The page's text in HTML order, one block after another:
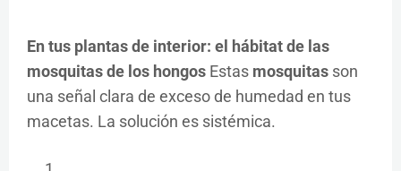
En tus plantas de interior: el hábitat de las
mosquitas de los hongos Estas mosquitas son
una señal clara de exceso de humedad en tus
macetas. La solución es sistémica.